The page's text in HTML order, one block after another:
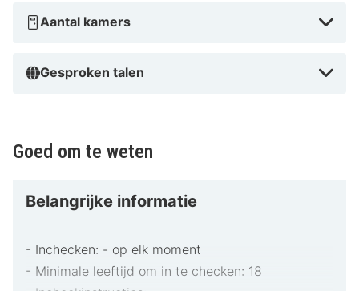
Aantal kamers
Gesproken talen
Goed om te weten
Belangrijke informatie
- Inchecken: - op elk moment
- Minimale leeftijd om in te checken: 18